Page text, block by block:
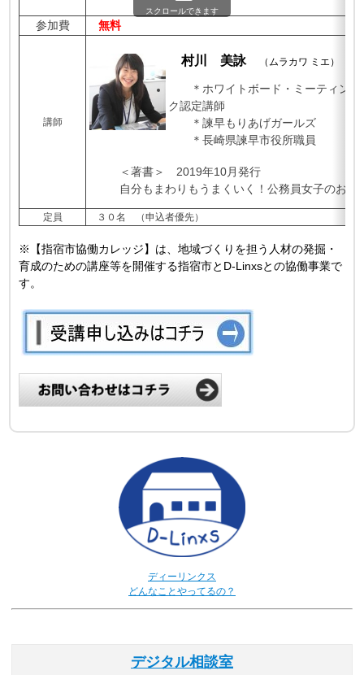
参加費 無料
講師
村川 美詠 （ムラカワ ミエ）
＊ホワイトボード・ミーティング
ク認定講師
＊諫早もりあげガールズ
＊長崎県諫早市役所職員
＜著書＞ 2019年10月発行
自分もまわりもうまくいく！公務員女子のおし
定員 ３０名 （申込者優先）
スクロールできます
※【指宿市協働カレッジ】は、地域づくりを担う人材の発掘・
育成のための講座等を開催する指宿市とD-Linxsとの協働事業で
す。
ディーリンクス
どんなことやってるの？
デジタル相談室